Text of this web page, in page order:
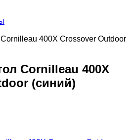
400X Crossover Outdoor
Cornilleau 400X
(синий)